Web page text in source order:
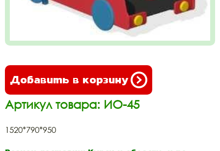
Добавить в корзину
Артикул товара: ИО-45
1520*790*950